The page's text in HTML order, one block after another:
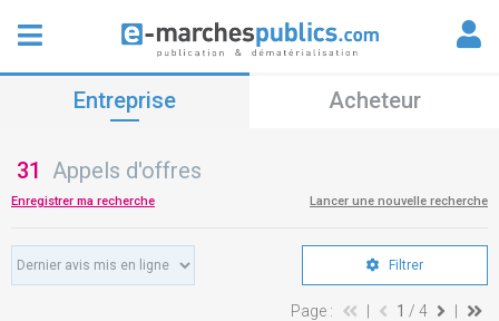
Entreprise Acheteur
31 Appels d'offres
Enregistrer ma recherche Lancer une nouvelle recherche
Filtrer
Page : 1 / 4